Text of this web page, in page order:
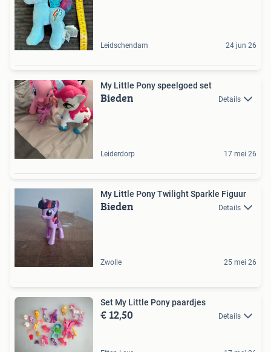
Leidschendam 24 jun 26
My Little Pony speelgoed set
Bieden Details
Leiderdorp 17 mei 26
My Little Pony Twilight Sparkle Figuur
Bieden Details
Zwolle 25 mei 26
Set My Little Pony paardjes
€ 12,50 Details